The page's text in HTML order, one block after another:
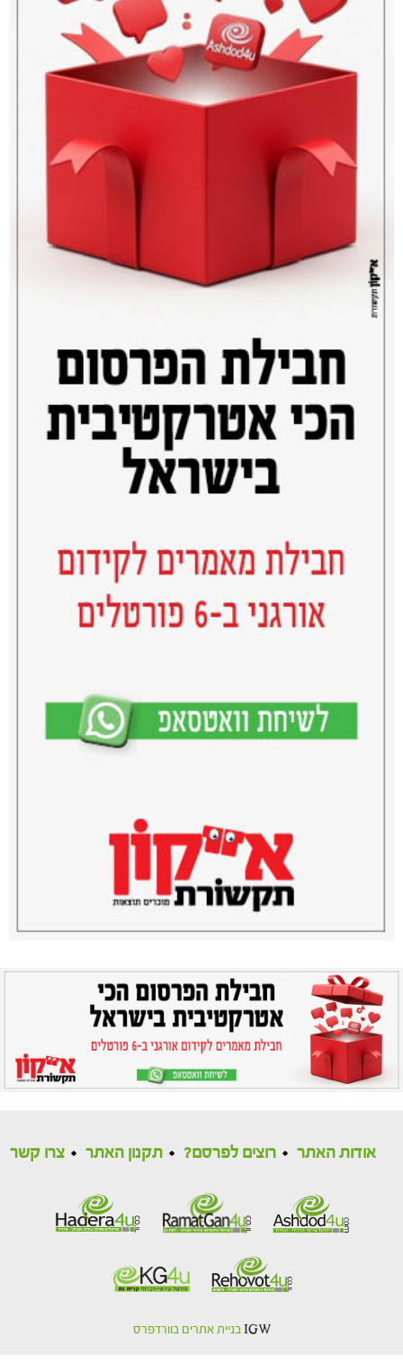
אודות האתר רוצים לפרסם? תקנון האתר צרו קשר
IGW בניית אתרים בוורדפרס